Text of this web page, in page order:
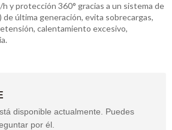
y protección 360° gracias a un sistema de
de última generación, evita sobrecargas,
calentamiento excesivo,
disponible actualmente. Puedes
por él.